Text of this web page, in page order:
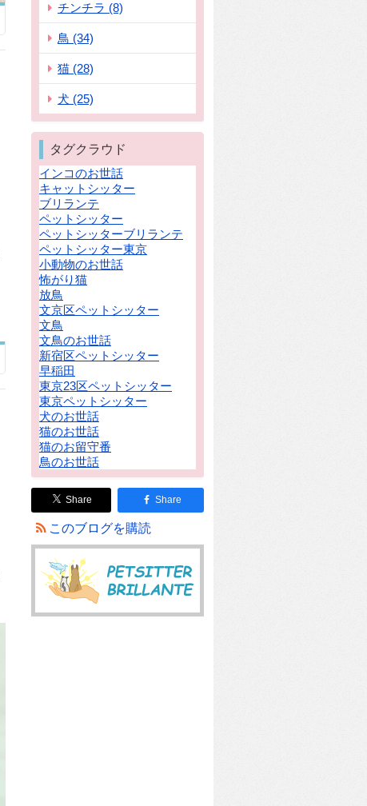
チンチラ (8)
鳥 (34)
猫 (28)
犬 (25)
タグクラウド
インコのお世話
キャットシッター
ブリランテ
ペットシッター
ペットシッターブリランテ
ペットシッター東京
小動物のお世話
怖がり猫
放鳥
文京区ペットシッター
文鳥
文鳥のお世話
新宿区ペットシッター
早稲田
東京23区ペットシッター
東京ペットシッター
犬のお世話
猫のお世話
猫のお留守番
鳥のお世話
Share Share
このブログを購読